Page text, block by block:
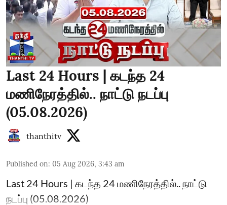
Last 24 Hours | கடந்த 24
மணிநேரத்தில்.. நாட்டு நடப்பு
(05.08.2026)
thanthitv
Published on: 05 Aug 2026, 3:43 am
Last 24 Hours | கடந்த 24 மணிநேரத்தில்.. நாட்டு
நடப்பு (05.08.2026)